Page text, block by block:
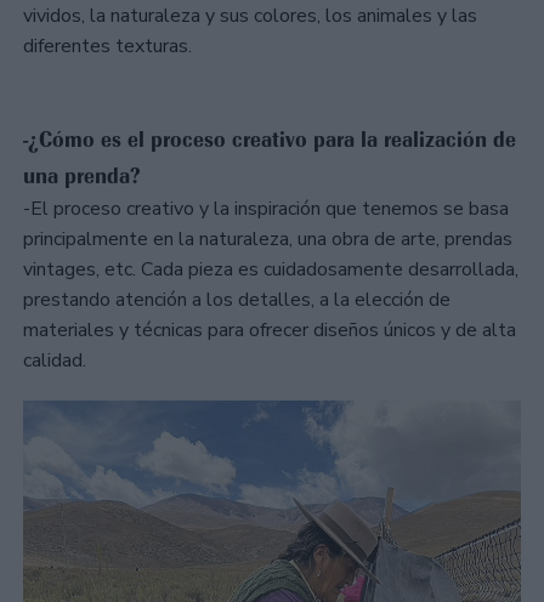
vividos, la naturaleza y sus colores, los animales y las
diferentes texturas.
-¿Cómo es el proceso creativo para la realización de
una prenda?
-El proceso creativo y la inspiración que tenemos se basa
principalmente en la naturaleza, una obra de arte, prendas
vintages, etc. Cada pieza es cuidadosamente desarrollada,
prestando atención a los detalles, a la elección de
materiales y técnicas para ofrecer diseños únicos y de alta
calidad.